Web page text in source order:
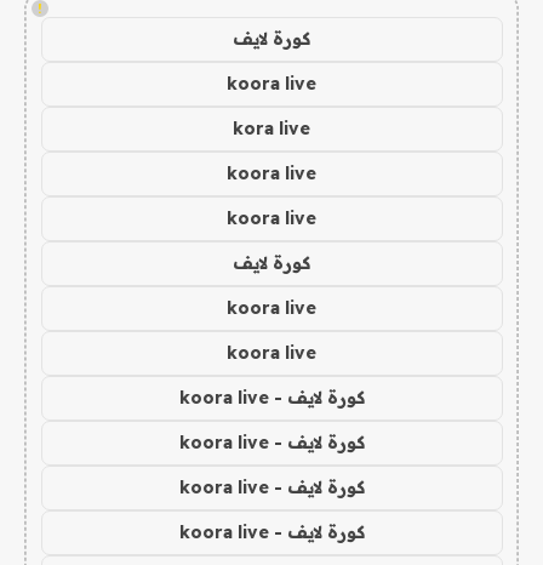
!
كورة لايف
koora live
kora live
koora live
koora live
كورة لايف
koora live
koora live
كورة لايف - koora live
كورة لايف - koora live
كورة لايف - koora live
كورة لايف - koora live